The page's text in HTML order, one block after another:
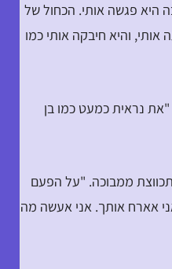
היא פגשה אותי. הכחול של
והיא חיבקה אותי כמו
נראית כמעט כמו בן
ממבוכה. "על הפעם
אארח אותך. אני אעשה מה